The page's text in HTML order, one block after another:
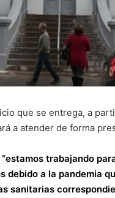
que se entrega, a
a atender de forma
“estamos trabajando
debido a la pandemia
sanitarias